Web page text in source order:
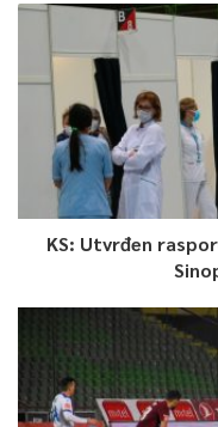
KS: Utvrđen